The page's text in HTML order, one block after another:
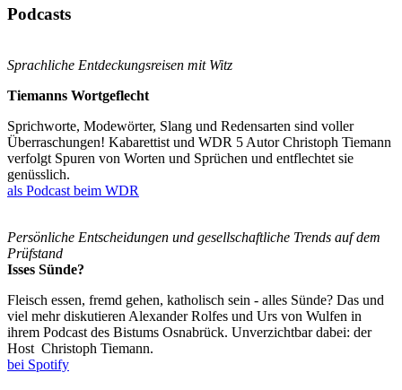
Podcasts
Sprachliche Entdeckungsreisen mit Witz
Tiemanns Wortgeflecht
Sprichworte, Modewörter, Slang und Redensarten sind voller
Überraschungen! Kabarettist und WDR 5 Autor Christoph Tiemann
verfolgt Spuren von Worten und Sprüchen und entflechtet sie
genüsslich.
als Podcast beim WDR
Persönliche Entscheidungen und gesellschaftliche Trends auf dem
Prüfstand
Isses Sünde?
Fleisch essen, fremd gehen, katholisch sein - alles Sünde? Das und
viel mehr diskutieren Alexander Rolfes und Urs von Wulfen in
ihrem Podcast des Bistums Osnabrück. Unverzichtbar dabei: der
Host Christoph Tiemann.
bei Spotify